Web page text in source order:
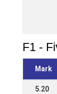
F1 -
Mark
5.20